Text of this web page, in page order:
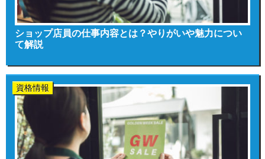
ショップ店員の仕事内容とは？やりがいや魅力につい
て解説
資格情報